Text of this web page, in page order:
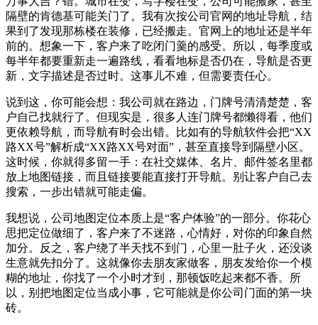
隔壁的肯德基可能关门了。我有次按公司官网的地址导航，结
果到了发现那栋楼在装修，已经搬走。官网上的地址还是半年
前的。想象一下，客户来了吃闭门羹的感受。所以，每季度或
每半年都要重新走一遍路线，看看地标是否仍在，导航是否更
新，文字描述是否过时。这事儿不难，但需要责任心。
说到这，你可能会想：我公司就在路边，门牌号清清楚楚，客
户自己找就行了。但现实是，很多人连门牌号都懒得看，他们
更依赖导航，而导航有时会出错。比如有的导航软件会把“XX
路XX号”解析成“XX路XX号对面”，甚至直接导到隔壁小区。
这时候，你就得多留一手：在社交媒体、名片、邮件签名里都
放上地图链接，而且链接要能直接打开导航。别让客户自己去
搜索，一步出错就可能走偏。
我想说，公司地图定位本质上是“客户体验”的一部分。你花心
思把定位做细了，客户来了不迷路，心情好，对你的印象自然
加分。反之，客户绕了半天找不到门，心里一肚子火，还没谈
生意就先扣分了。这就像你去朋友家做客，朋友发给你一个模
糊的地址，你找了一个小时才到，那顿饭吃起来都不香。所
以，别把地图定位当成小事，它可能就是你公司门面的第一块
砖。